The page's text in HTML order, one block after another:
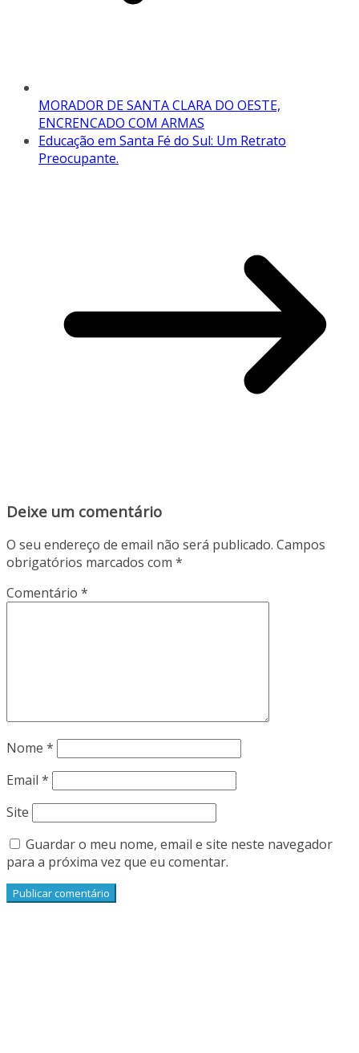
MORADOR DE SANTA CLARA DO OESTE,
ENCRENCADO COM ARMAS
Educação em Santa Fé do Sul: Um Retrato
Preocupante.
Deixe um comentário
O seu endereço de email não será publicado. Campos
obrigatórios marcados com *
Comentário *
Nome *
Email *
Site
Guardar o meu nome, email e site neste navegador
para a próxima vez que eu comentar.